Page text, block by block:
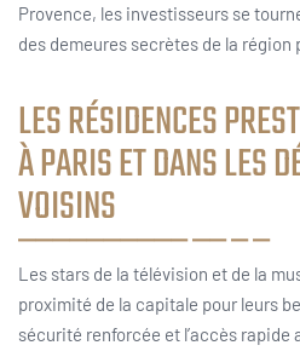
Provence, les investisseurs se
des demeures secrètes de la région
LES RÉSIDENCES
À PARIS ET DANS LES
VOISINS
Les stars de la télévision et de la
proximité de la capitale pour leurs
sécurité renforcée et l’accès rapide